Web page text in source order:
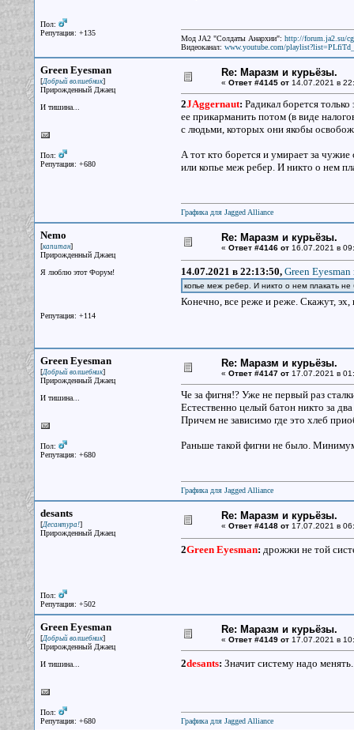
Пол:
Репутация: +135
Мод JA2 "Солдаты Анархии": http://forum.ja2.su/
Видеоканал: www.youtube.com/
Green Eyesman
[Добрый волшебник]
Прирожденный Джаец
И тишина...
Пол:
Репутация: +680
Re: Маразм и курьёзы.
« Ответ #4145 от14.07.2021 в
2JAggernaut: Радикал борется
ее прикарманить потом (в виде
с людьми, которых они якобы
А тот кто борется и умирает за
или копье меж ребер. И никто о нем
Графика для Jagged Alliance
Nemo
[капитан]
Прирожденный Джаец
Я люблю этот Форум!
Репутация: +114
Re: Маразм и курьёзы.
« Ответ #4146 от16.07.2021 в
14.07.2021 в 22:13:50, Green Eyesman
копье меж ребер. И никто о нем плакать
Конечно, все реже и реже. Скажут,
Green Eyesman
[Добрый волшебник]
Прирожденный Джаец
И тишина...
Пол:
Репутация: +680
Re: Маразм и курьёзы.
« Ответ #4147 от17.07.2021 в
Че за фигня!? Уже не первый раз
Естественно целый батон никто за
Причем не зависимо где это хлеб
Раньше такой фигни не было.
Графика для Jagged Alliance
desants
[Десантура!]
Прирожденный Джаец
Пол:
Репутация: +502
Re: Маразм и курьёзы.
« Ответ #4148 от17.07.2021 в
2Green Eyesman: дрожжи не той
Green Eyesman
[Добрый волшебник]
Прирожденный Джаец
И тишина...
Пол:
Репутация: +680
Re: Маразм и курьёзы.
« Ответ #4149 от17.07.2021 в
2desants: Значит систему надо
Графика для Jagged Alliance